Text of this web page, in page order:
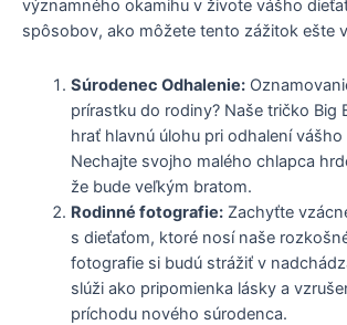
významného okamihu v živote vášho
spôsobov, ako môžete tento zážitok ešte
Súrodenec Odhalenie:
prírastku do rodiny? Naše tričko Big
hrať hlavnú úlohu pri odhalení
Nechajte svojho malého chlapca
že bude veľkým bratom.
Rodinné fotografie:Zachyťte
s dieťaťom, ktoré nosí naše
fotografie si budú strážiť v
slúži ako pripomienka lásky a
príchodu nového súrodenca.